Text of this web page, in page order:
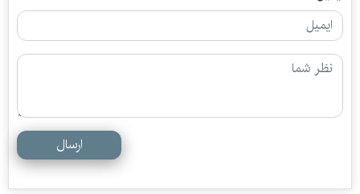
ارسال